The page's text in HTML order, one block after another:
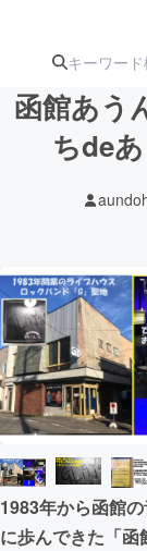
ターン
アー
テク
映像
ビジ
まち
函館あう
ちde
1983年から函館
に歩んできた「函